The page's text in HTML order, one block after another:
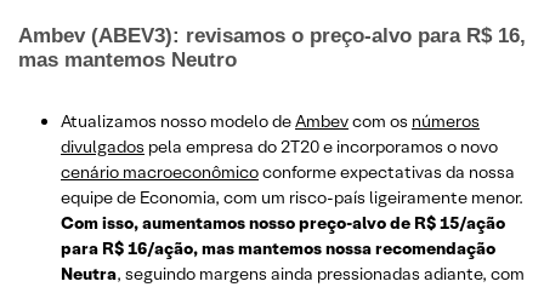
Ambev (ABEV3): revisamos o preço-alvo para R$ 16,
mas mantemos Neutro
Atualizamos nosso modelo deAmbevcom os números
divulgados pela empresa do 2T20 e incorporamos o novo
cenário macroeconômicoconforme expectativas da nossa
equipe de Economia, com um risco-país ligeiramente menor.
Com isso, aumentamos nosso preço-alvo de R$ 15/ação
para R$ 16/ação, mas mantemos nossa recomendação
Neutra, seguindo margens ainda pressionadas adiante, com